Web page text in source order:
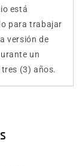
está
para trabajar
versión de
un
(3) años.